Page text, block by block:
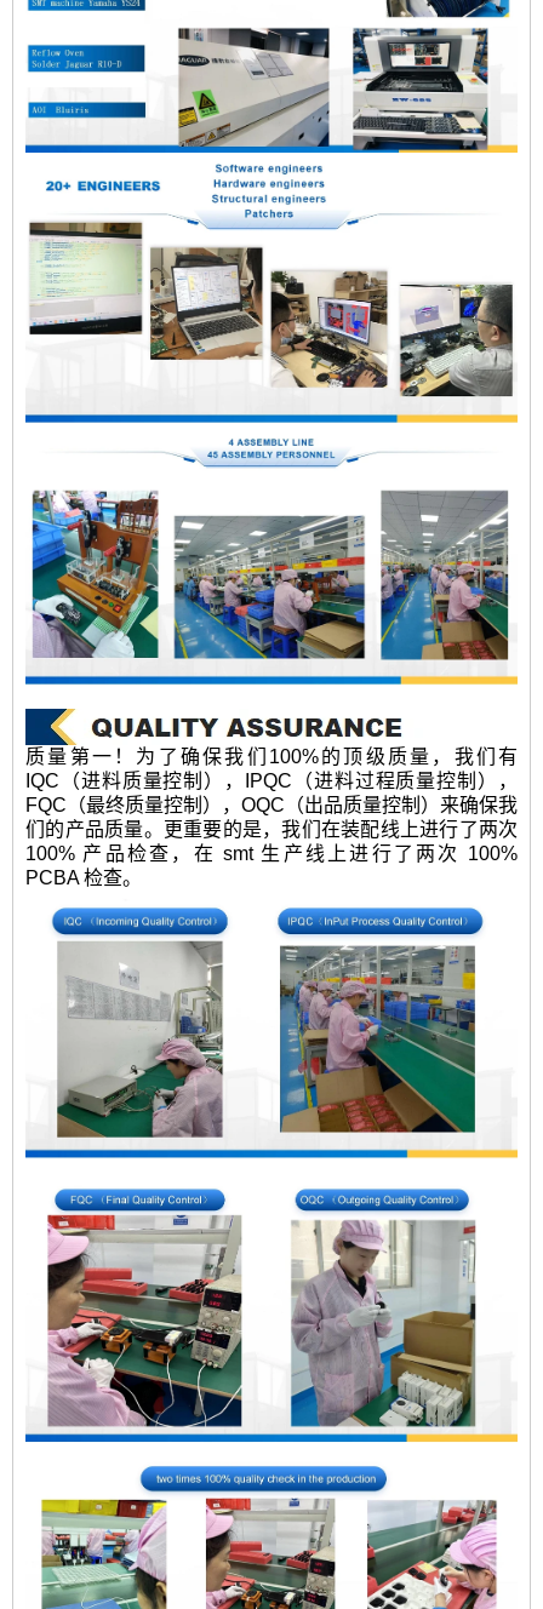
质量第一！为了确保我们100%的顶级质量，我们有
IQC（进料质量控制），IPQC（进料过程质量控制），
FQC（最终质量控制），OQC（出品质量控制）来确保我
们的产品质量。更重要的是，我们在装配线上进行了两次
100% 产品检查，在 smt 生产线上进行了两次 100%
PCBA 检查。